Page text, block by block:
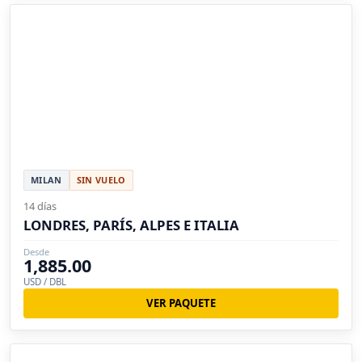
MILAN SIN VUELO
14 días
LONDRES, PARÍS, ALPES E ITALIA
Desde
1,885.00
USD / DBL
VER PAQUETE